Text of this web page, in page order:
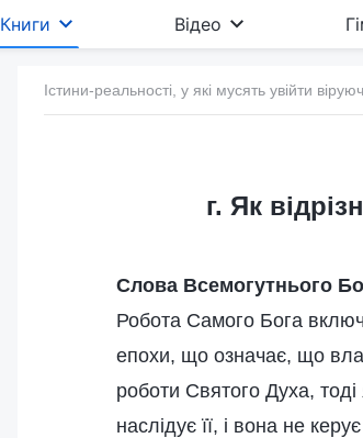
Книги Відео
Істини-реальності, у які мусять увійти
г. Як
Слова Всемогутнього
Робота Самого Бога
епохи, що означає, що
роботи Святого Духа, тоді
наслідує її, і вона не